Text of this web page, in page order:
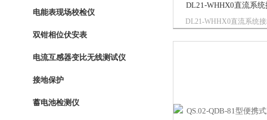
电能表现场校检仪
双钳相位伏安表
电流互感器变比无线测试仪
接地保护
蓄电池检测仪
DL21-WHHX0直流系
DL21-WHHX0直流系统